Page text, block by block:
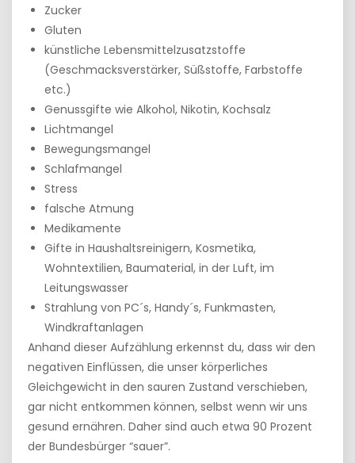
Zucker
Gluten
künstliche Lebensmittelzusatzstoffe
(Geschmacksverstärker, Süßstoffe, Farbstoffe
etc.)
Genussgifte wie Alkohol, Nikotin, Kochsalz
Lichtmangel
Bewegungsmangel
Schlafmangel
Stress
falsche Atmung
Medikamente
Gifte in Haushaltsreinigern, Kosmetika,
Wohntextilien, Baumaterial, in der Luft, im
Leitungswasser
Strahlung von PC´s, Handy´s, Funkmasten,
Windkraftanlagen
Anhand dieser Aufzählung erkennst du, dass wir den
negativen Einflüssen, die unser körperliches
Gleichgewicht in den sauren Zustand verschieben,
gar nicht entkommen können, selbst wenn wir uns
gesund ernähren. Daher sind auch etwa 90 Prozent
der Bundesbürger “sauer”.